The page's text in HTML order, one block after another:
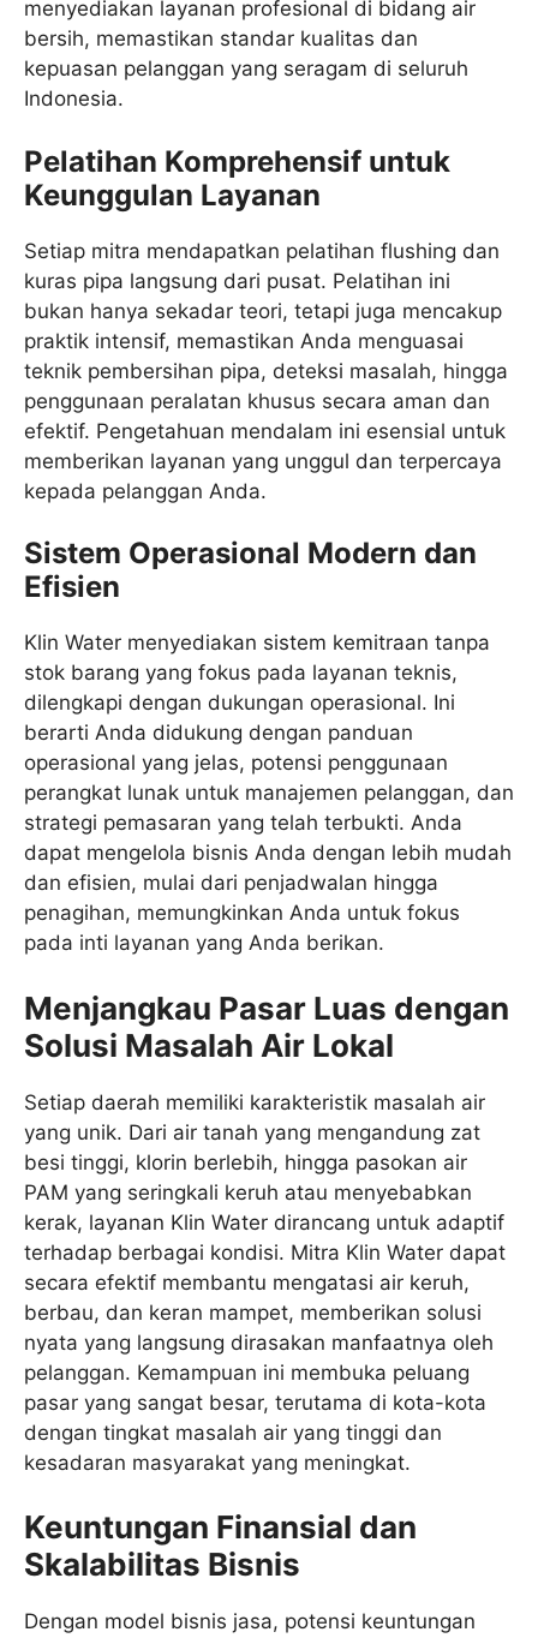
menyediakan layanan profesional di bidang air
bersih, memastikan standar kualitas dan
kepuasan pelanggan yang seragam di seluruh
Indonesia.
Pelatihan Komprehensif untuk
Keunggulan Layanan
Setiap mitra mendapatkan pelatihan flushing dan
kuras pipa langsung dari pusat. Pelatihan ini
bukan hanya sekadar teori, tetapi juga mencakup
praktik intensif, memastikan Anda menguasai
teknik pembersihan pipa, deteksi masalah, hingga
penggunaan peralatan khusus secara aman dan
efektif. Pengetahuan mendalam ini esensial untuk
memberikan layanan yang unggul dan terpercaya
kepada pelanggan Anda.
Sistem Operasional Modern dan
Efisien
Klin Water menyediakan sistem kemitraan tanpa
stok barang yang fokus pada layanan teknis,
dilengkapi dengan dukungan operasional. Ini
berarti Anda didukung dengan panduan
operasional yang jelas, potensi penggunaan
perangkat lunak untuk manajemen pelanggan, dan
strategi pemasaran yang telah terbukti. Anda
dapat mengelola bisnis Anda dengan lebih mudah
dan efisien, mulai dari penjadwalan hingga
penagihan, memungkinkan Anda untuk fokus
pada inti layanan yang Anda berikan.
Menjangkau Pasar Luas dengan
Solusi Masalah Air Lokal
Setiap daerah memiliki karakteristik masalah air
yang unik. Dari air tanah yang mengandung zat
besi tinggi, klorin berlebih, hingga pasokan air
PAM yang seringkali keruh atau menyebabkan
kerak, layanan Klin Water dirancang untuk adaptif
terhadap berbagai kondisi. Mitra Klin Water dapat
secara efektif membantu mengatasi air keruh,
berbau, dan keran mampet, memberikan solusi
nyata yang langsung dirasakan manfaatnya oleh
pelanggan. Kemampuan ini membuka peluang
pasar yang sangat besar, terutama di kota-kota
dengan tingkat masalah air yang tinggi dan
kesadaran masyarakat yang meningkat.
Keuntungan Finansial dan
Skalabilitas Bisnis
Dengan model bisnis jasa, potensi keuntungan